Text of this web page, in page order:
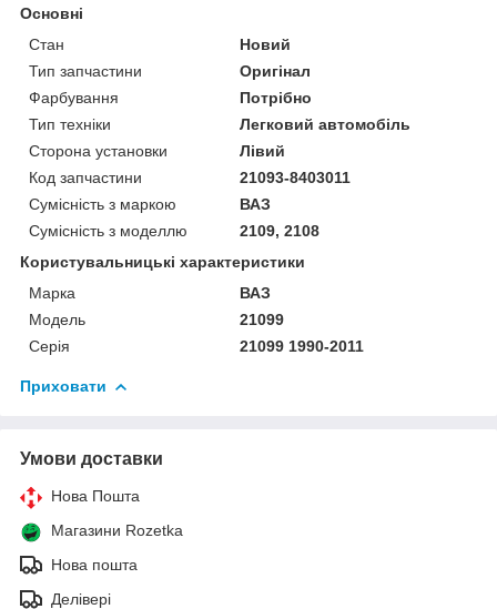
Основні
Стан
Новий
Тип запчастини
Оригінал
Фарбування
Потрібно
Тип техніки
Легковий автомобіль
Сторона установки
Лівий
Код запчастини
21093-8403011
Сумісність з маркою
ВАЗ
Сумісність з моделлю
2109, 2108
Користувальницькі характеристики
Марка
ВАЗ
Модель
21099
Серія
21099 1990-2011
Приховати
Умови доставки
Нова Пошта
Магазини Rozetka
Нова пошта
Делівері